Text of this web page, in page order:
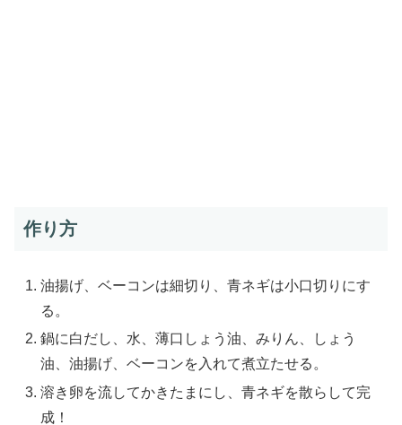
作り方
油揚げ、ベーコンは細切り、青ネギは小口切りにす
る。
鍋に白だし、水、薄口しょう油、みりん、しょう
油、油揚げ、ベーコンを入れて煮立たせる。
溶き卵を流してかきたまにし、青ネギを散らして完
成！